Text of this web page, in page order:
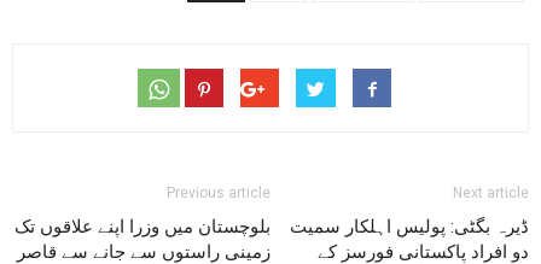
Previous article
بلوچستان میں وزرا اپنے علاقوں تک
زمینی راستوں سے جانے سے قاصر
Next article
ڈیرہ بگٹی: پولیس اہلکار سمیت
دو افراد پاکستانی فورسز کے